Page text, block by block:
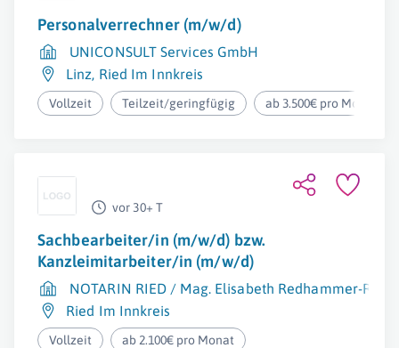
Personalverrechner (m/w/d)
UNICONSULT Services GmbH
Linz, Ried Im Innkreis
Vollzeit Teilzeit/geringfügig ab 3.500€ pro Monat
vor 30+ T
Sachbearbeiter/in (m/w/d) bzw.
Kanzleimitarbeiter/in (m/w/d)
NOTARIN RIED / Mag. Elisabeth Redhammer-Raab
Ried Im Innkreis
Vollzeit ab 2.100€ pro Monat